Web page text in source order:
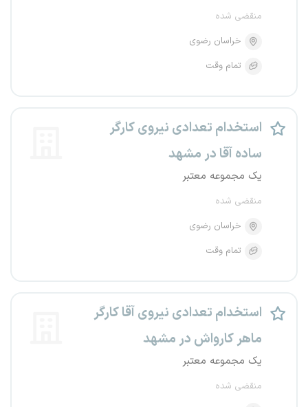
منقضی شده
خراسان رضوی
تمام وقت
استخدام تعدادی نیروی کارگر
ساده آقا در مشهد
یک مجموعه معتبر
منقضی شده
خراسان رضوی
تمام وقت
استخدام تعدادی نیروی آقا کارگر
ماهر کارواش در مشهد
یک مجموعه معتبر
منقضی شده